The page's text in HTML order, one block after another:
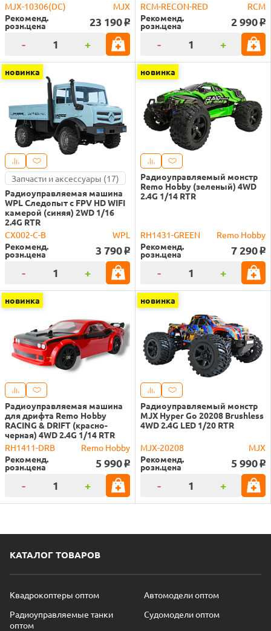
MJX-10306(DC)
MJX
Рекоменд.
розн.цена 23 190 o
- +
RCM-RECON-RED
RCM
Рекоменд.
розн.цена 2 990 o
- +
новинка
Запчасти и аксессуары (17)
Радиоуправляемая машина
WPL Следопыт с FPV HD WIFI
камерой (синяя) 2WD 1/16
2.4G RTR
CX002-C-B
WPL
Рекоменд.
розн.цена 3 790 o
- +
новинка
Радиоуправляемый монстр
Remo Hobby (зеленый) 4WD
2.4G 1/14 RTR
RH1431-GREEN
Remo Hobby
Рекоменд.
розн.цена 7 290 o
- +
новинка
Радиоуправляемая машина
для дрифта Remo Hobby
RACING & DRIFT (красно-
черная) 4WD 2.4G 1/14 RTR
RH1411-DRB
Remo Hobby
Рекоменд.
розн.цена 5 990 o
- +
новинка
Радиоуправляемый монстр
MJX Hyper Go 20208 Brushless
4WD 2.4G LED 1/20 RTR
MJX-20208
MJX
Рекоменд.
розн.цена 5 990 o
- +
КАТАЛОГ ТОВАРОВ
Квадрокоптеры оптом
Автомодели оптом
Радиоуправляемые танки
оптом
Судомодели оптом